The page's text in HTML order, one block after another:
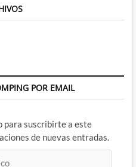
POR EMAIL
para suscribirte a este
de nuevas entradas.